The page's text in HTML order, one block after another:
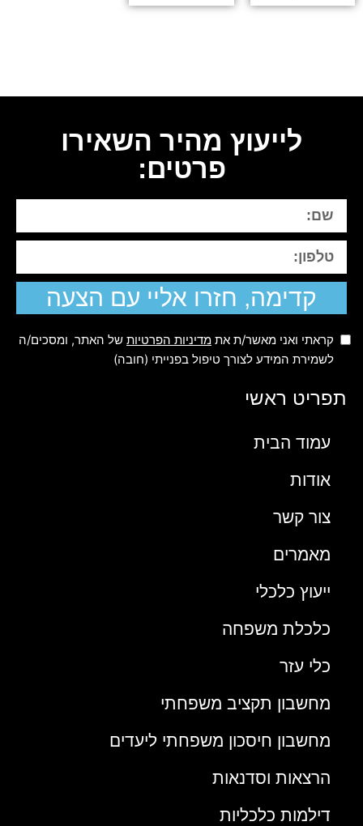
לייעוץ מהיר השאירו
פרטים:
קראתי ואני מאשר/ת את מדיניות הפרטיות של האתר, ומסכים/ה
לשמירת המידע לצורך טיפול בפנייתי (חובה)
קדימה, חזרו אליי עם הצעה
תפריט ראשי
עמוד הבית
אודות
צור קשר
מאמרים
ייעוץ כלכלי
כלכלת משפחה
כלי עזר
מחשבון תקציב משפחתי
מחשבון חיסכון משפחתי ליעדים
הרצאות וסדנאות
דילמות כלכליות